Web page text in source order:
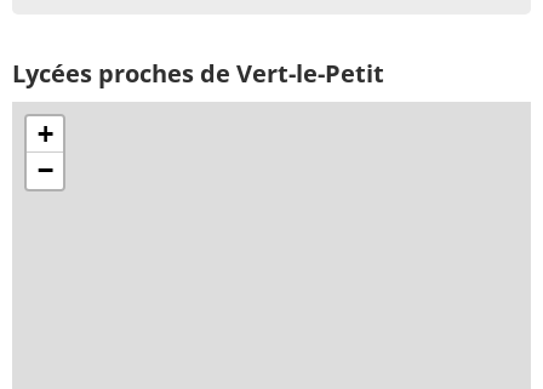
Lycées proches de Vert-le-Petit
+
−